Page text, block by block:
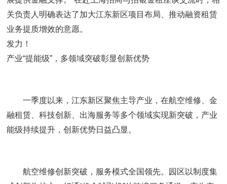
关负责人明确表达了加大江东新区项目布局、推动融资租赁
业务提质增效的意愿。
发力！
产业“提能级”，多领域突破彰显创新优势
一季度以来，江东新区聚焦主导产业，在航空维修、金
融租赁、科技创新、出海服务等多个领域实现新突破，产业
能级持续提升，创新优势日益凸显。
航空维修创新突破，服务模式全国领先。园区以制度集